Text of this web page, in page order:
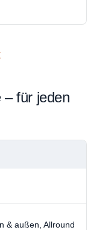
– für jeden
& außen, Allround